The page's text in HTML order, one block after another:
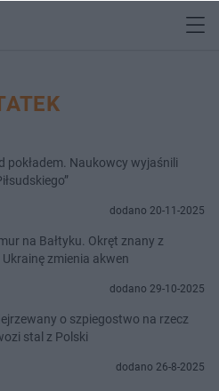
pokładem. Naukowcy wyjaśnili
dodano 20-11-2025
na Bałtyku. Okręt znany z
zmienia akwen
dodano 29-10-2025
o szpiegostwo na rzecz
stal z Polski
dodano 26-8-2025